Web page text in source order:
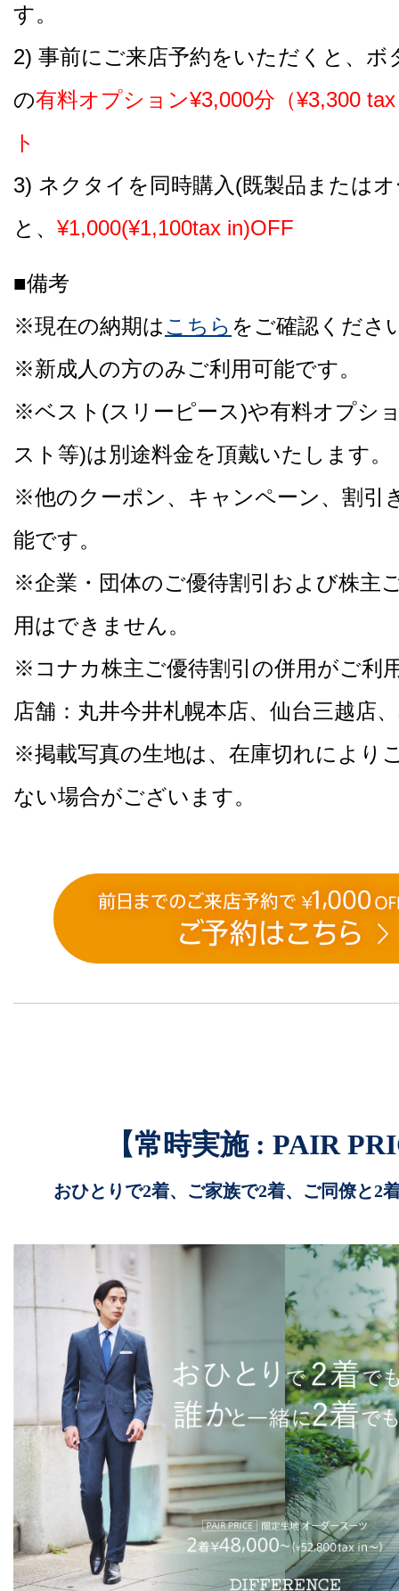
す。
2) 事前にご来店予約をいただくと、ボ
の有料オプション¥3,000分（¥3,300
ト
3) ネクタイを同時購入(既製品または
と、 ¥1,000(¥1,100tax in)OFF
■備考
※現在の納期はこちら をご確認くださ
※新成人の方のみご利用可能です。
※ベスト(スリーピース)や有料オプシ
スト等)は別途料金を頂戴いたします。
※他のクーポン、キャンペーン、割引
能です。
※企業・団体のご優待割引および株主
用はできません。
※コナカ株主ご優待割引の併用がご利
店舗：丸井今井札幌本店、仙台三越店
※掲載写真の生地は、在庫切れにより
ない場合がございます。
【常時実施 : PAIR
おひとりで2着、ご家族で2着、ご同僚と2